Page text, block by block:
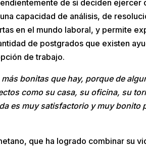
de si deciden ejercer
capacidad de análisis, de
en el mundo laboral, y permite
de postgrados que existen
de trabajo.
bonitas que hay, porque de
como su casa, su oficina, su
es muy satisfactorio y muy bonito
que ha logrado combinar su